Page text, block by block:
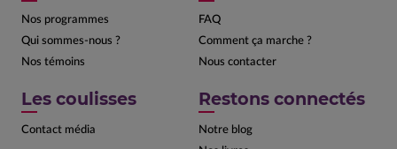
Nos programmes
Qui sommes-nous ?
Nos témoins
FAQ
Comment ça marche ?
Nous contacter
Les coulisses
Contact média
Restons connectés
Notre blog